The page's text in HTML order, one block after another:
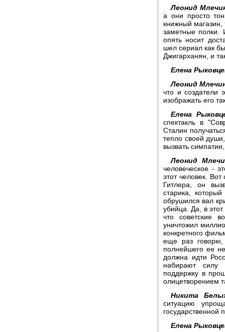
Леонид
а они просто
книжный
заметные полки.
опять носит
шел сериал как
Джигарханян, и
Елена
Леонид
что и создатели
изображать его
Елена
спектакль в
Сталин
тепло своей
вызвать
Леонид
человеческое -
этот человек.
Гитлера, он
старика,
обрушился вал
убийца. Да, в
что советские
уничтожил
конкретного
еще раз говорю,
полнейшего ее
должна идти
набирают силу
поддержку в
олицетворением
Никита
ситуацию
государственной
Елена